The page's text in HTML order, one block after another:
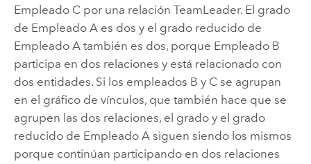
Empleado C por una relación TeamLeader. El grado
de Empleado A es dos y el grado reducido de
Empleado A también es dos, porque Empleado B
participa en dos relaciones y está relacionado con
dos entidades. Si los empleados B y C se agrupan
en el gráfico de vínculos, que también hace que se
agrupen las dos relaciones, el grado y el grado
reducido de Empleado A siguen siendo los mismos
porque continúan participando en dos relaciones